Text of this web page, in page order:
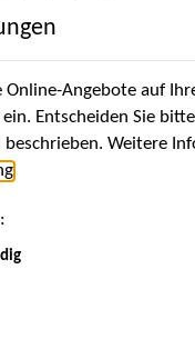
Künstler*innen
Angebote auf
Entscheiden Sie
Weitere